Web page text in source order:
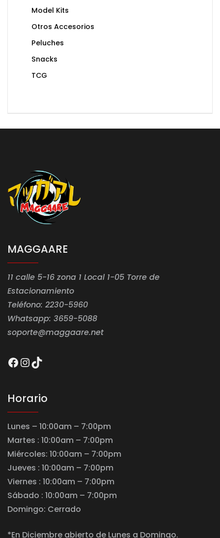
Model Kits
Otros Accesorios
Peluches
Snacks
TCG
MAGGAARE
11 calle 5-16 zona 1 Local 1-05 Torre de
Estacionamiento
Teléfono: 2230-5960
Whatsapp: 3659-5088
soporte@maggaare.net
Facebook
Instagram
TikTok
Horario
Lunes – 10:00am – 7:00pm
Martes : 10:00am – 7:00pm
Miércoles: 10:00am – 7:00pm
Jueves : 10:00am – 7:00pm
Viernes : 10:00am – 7:00pm
Sábado : 10:00am – 7:00pm
Domingo: Cerrado
*En Diciembre abierto de Lunes a Domingo.